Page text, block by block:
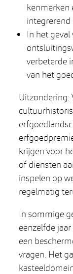
kenmerken
integrerend
In het
verbeterde
van het
Uitzondering:
krijgen voor
of diensten
inspelen op
regelmatig
In sommige
eenzelfde
een
vragen. Het